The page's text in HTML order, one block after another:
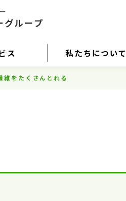
グループ
ス 私たちについて
維をたくさんとれる